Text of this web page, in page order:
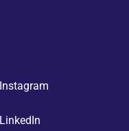
Instagram
LinkedIn